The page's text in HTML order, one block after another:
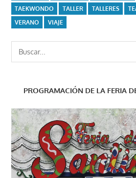
TAEKWONDO TALLER TALLERES
VERANO
VIAJE
Buscar:
PROGRAMACIÓN DE LA FERIA